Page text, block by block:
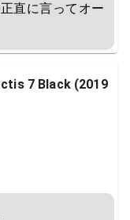
直に言ってオー
7 Black (2019